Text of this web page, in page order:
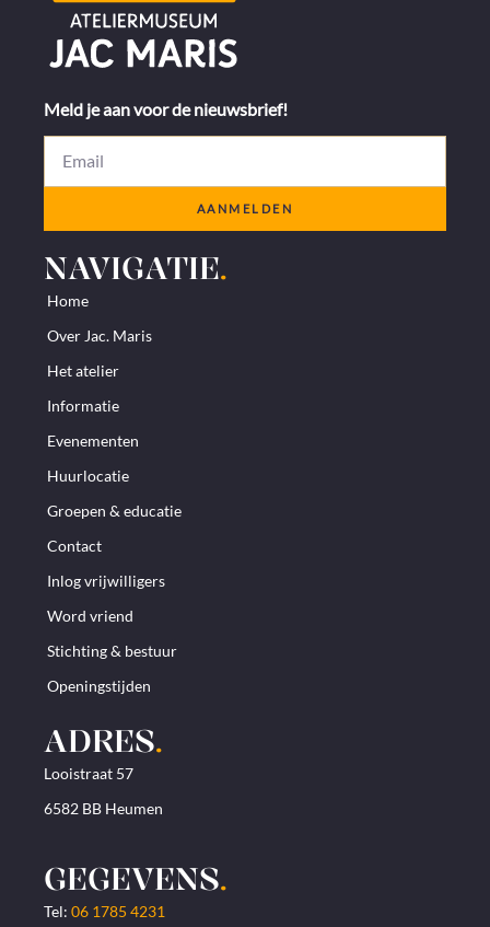
Meld je aan voor de nieuwsbrief!
AANMELDEN
NAVIGATIE.
Home
Over Jac. Maris
Het atelier
Informatie
Evenementen
Huurlocatie
Groepen & educatie
Contact
Inlog vrijwilligers
Word vriend
Stichting & bestuur
Openingstijden
ADRES.
Looistraat 57
6582 BB Heumen
GEGEVENS.
Tel: 06 1785 4231